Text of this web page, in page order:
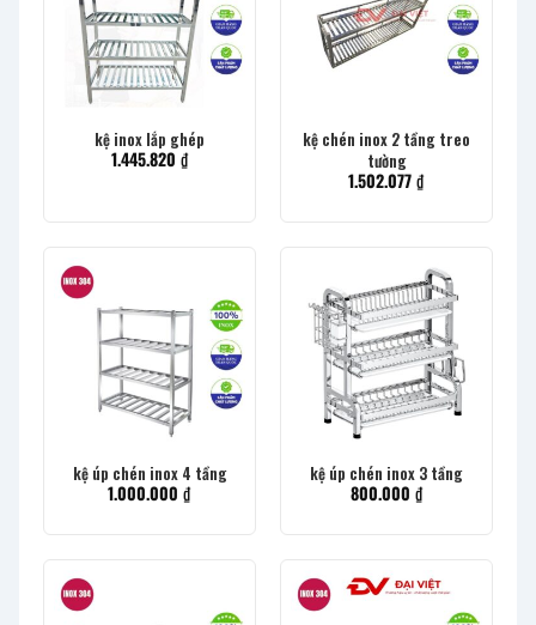
kệ inox lắp ghép
1.445.820 ₫
kệ chén inox 2 tầng treo
tường
1.502.077₫
kệ úp chén inox 4 tầng
1.000.000 ₫
kệ úp chén inox 3 tầng
800.000 ₫